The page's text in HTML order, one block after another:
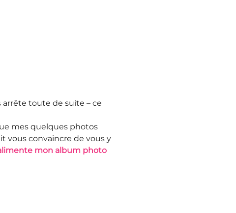
arrête toute de suite – ce
mes quelques photos
vous convaincre de vous y
mon album photo